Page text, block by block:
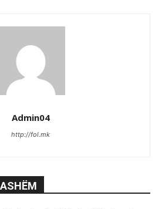
Admin04
http://fol.mk